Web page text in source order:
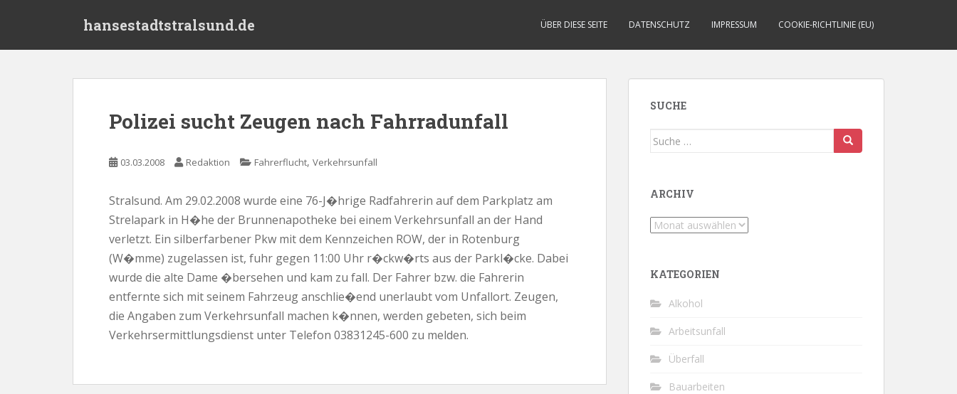
hansestadtstralsund.de ÜBER DIESE SEITE DATENSCHUTZ IMPRESSUM COOKIE-RICHTLINIE (EU)
Polizei sucht Zeugen nach Fahrradunfall
03.03.2008 Redaktion Fahrerflucht, Verkehrsunfall
Stralsund. Am 29.02.2008 wurde eine 76-J�hrige Radfahrerin auf dem Parkplatz am
Strelapark in H�he der Brunnenapotheke bei einem Verkehrsunfall an der Hand
verletzt. Ein silberfarbener Pkw mit dem Kennzeichen ROW, der in Rotenburg
(W�mme) zugelassen ist, fuhr gegen 11:00 Uhr r�ckw�rts aus der Parkl�cke. Dabei
wurde die alte Dame �bersehen und kam zu fall. Der Fahrer bzw. die Fahrerin
entfernte sich mit seinem Fahrzeug anschlie�end unerlaubt vom Unfallort. Zeugen,
die Angaben zum Verkehrsunfall machen k�nnen, werden gebeten, sich beim
Verkehrsermittlungsdienst unter Telefon 03831245-600 zu melden.
SUCHE
Suche
ARCHIV
Archiv
KATEGORIEN
Alkohol
Arbeitsunfall
Überfall
Bauarbeiten